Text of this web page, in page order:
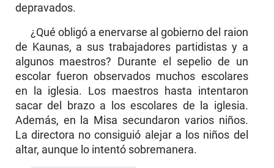
depravados.
¿Qué obligó a enervarse al gobierno del raion
de Kaunas, a sus trabajadores partidistas y a
algunos maestros? Durante el sepelio de un
escolar fueron observados muchos escolares
en la iglesia. Los maestros hasta intentaron
sacar del brazo a los escolares de la iglesia.
Además, en la Misa secundaron varios niños.
La directora no consiguió alejar a los niños del
altar, aunque lo intentó sobremanera.